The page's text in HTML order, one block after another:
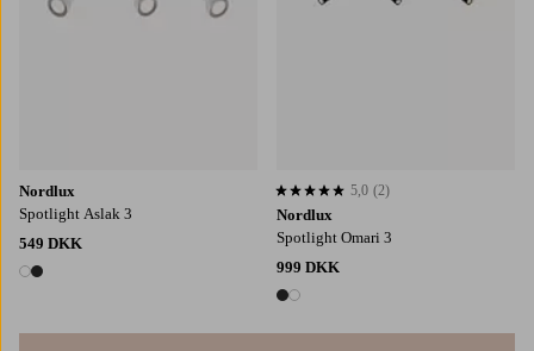
Nordlux
Spotlight Aslak 3
549 DKK
2 farver
Nordlux
Spotlight Omari 3
999 DKK
2 farver
5,0 baseret på 2 bedømmelser
5,0 (2)